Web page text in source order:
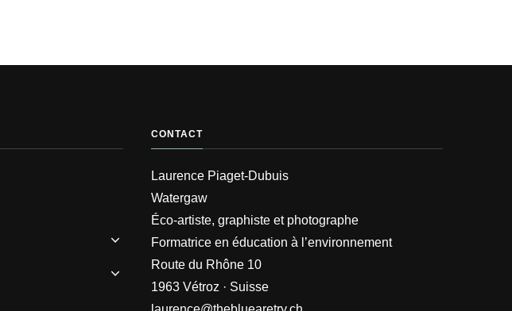
CONTACT
Laurence Piaget-Dubuis
Watergaw
Éco-artiste, graphiste et photographe
Formatrice en éducation à l’environnement
Route du Rhône 10
1963 Vétroz · Suisse